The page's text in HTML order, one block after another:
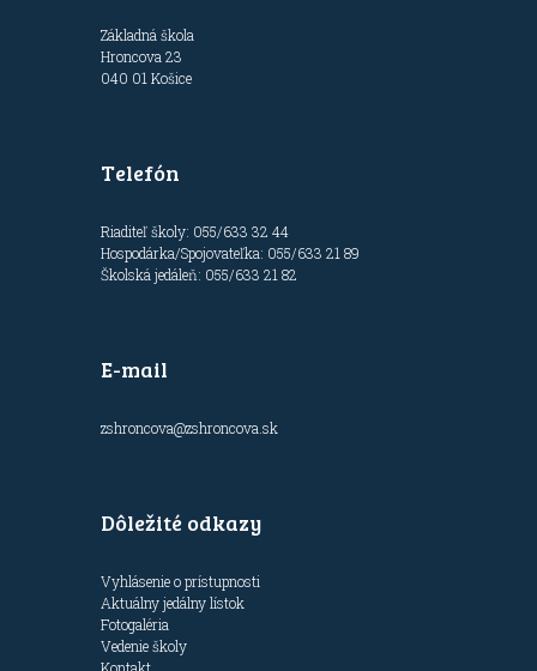
Základná škola
Hroncova 23
040 01 Košice
Telefón
Riaditeľ školy: 055/633 32 44
Hospodárka/Spojovateľka: 055/633 21 89
Školská jedáleň: 055/633 21 82
E-mail
zshroncova@zshroncova.sk
Dôležité odkazy
Vyhlásenie o prístupnosti
Aktuálny jedálny lístok
Fotogaléria
Vedenie školy